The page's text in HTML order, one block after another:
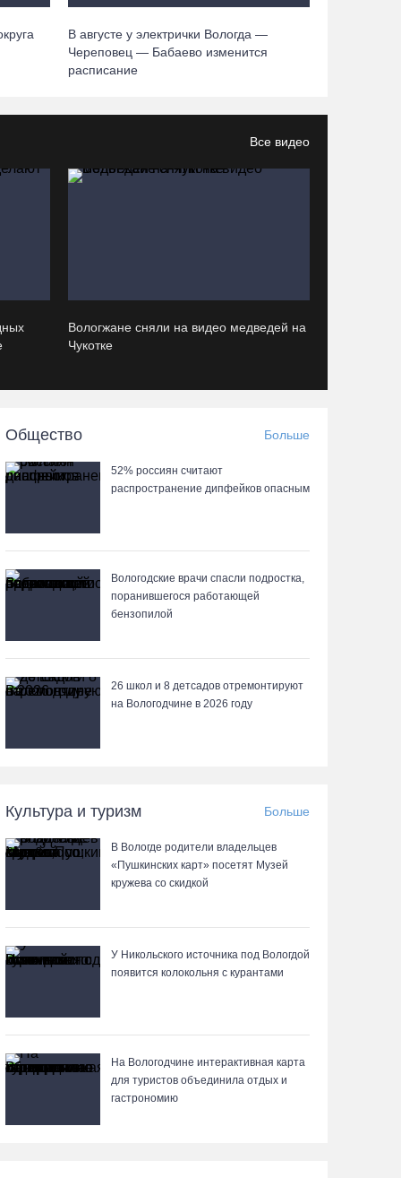
настроением
05.08.26 / 16:22
Георгий Филимонов: Мы создаём новую
13,4 тысячи человек
05.08.26 / 15:47
05.08.26 / 15:44
Разбившегося водителя кроссового мотоцикла
доставили в Вытегорскую ЦРБ
Шумоэкран на Белозерском шоссе в Вологде
превратили в космическую галерею
Ремонт улицы Чернышевского в Вологде
завершат на полгода раньше, чем планировали
05.08.26 / 14:13
Вологжанам предлагают сосчитать на кустах
домовых и полевых воробьев
Нейросеть Kandinsky обучит роботов законам
05.08.26 / 12:47
Браконьеров из Ленобласти оштрафовали на
1,3 млн за вылов рыбы под Череповцом
В августе у электрички Вологда —
Череповец — Бабаево изменится
расписание
Все видео
Вологжане сняли на видео медведей на
Чукотке
Общество Больше
52% россиян считают
распространение дипфейков опасным
Вологодские врачи спасли подростка,
поранившегося работающей
бензопилой
26 школ и 8 детсадов отремонтируют
на Вологодчине в 2026 году
Культура и туризм Больше
В Вологде родители владельцев
«Пушкинских карт» посетят Музей
кружева со скидкой
У Никольского источника под Вологдой
появится колокольня с курантами
На Вологодчине интерактивная карта
для туристов объединила отдых и
гастрономию